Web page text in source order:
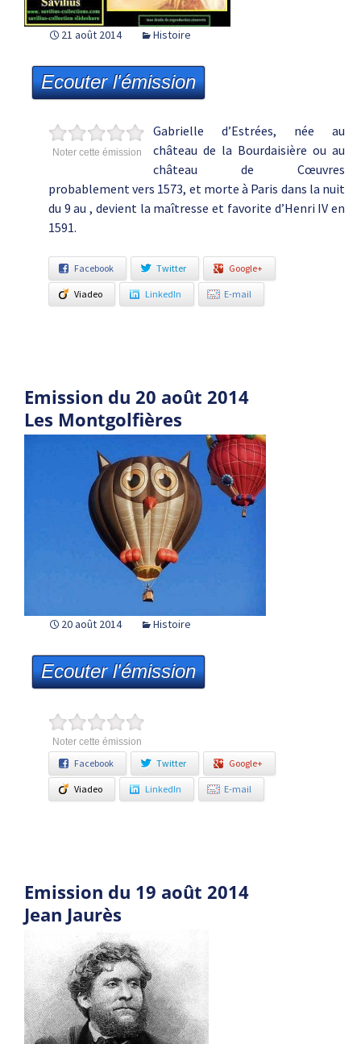
21 août 2014 Histoire
Ecouter l'émission
Noter cette émission
Gabrielle d’Estrées, née au
château de la Bourdaisière ou au
château de Cœuvres
probablement vers 1573, et morte à Paris dans la nuit
du 9 au , devient la maîtresse et favorite d’Henri IV en
1591.
Facebook Twitter Google+
Viadeo LinkedIn E-mail
Emission du 20 août 2014
Les Montgolfières
20 août 2014 Histoire
Ecouter l'émission
Noter cette émission
Facebook Twitter Google+
Viadeo LinkedIn E-mail
Emission du 19 août 2014
Jean Jaurès